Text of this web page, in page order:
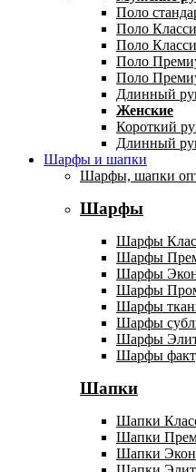
Поло
Поло
Поло
Поло
Поло
Длинный
Женские
Короткий
Длинный
Шарфы и шапки
Шарфы, шапки
Шарфы
Шарфы
Шарфы
Шарфы
Шарфы
Шарфы
Шарфы
Шарфы
Шарфы
Шапки
Шапки
Шапки
Шапки